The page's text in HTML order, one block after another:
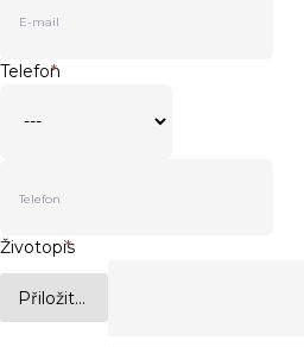
Telefon
*
Životopis
*
Přiložit...